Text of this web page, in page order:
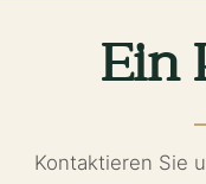
Ein
Kontaktieren Sie